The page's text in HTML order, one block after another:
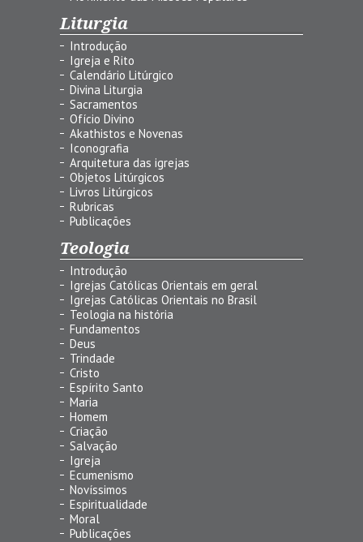
Liturgia
Introdução
Igreja e Rito
Calendário Litúrgico
Divina Liturgia
Sacramentos
Ofício Divino
Akathistos e Novenas
Iconografia
Arquitetura das igrejas
Objetos Litúrgicos
Livros Litúrgicos
Rubricas
Publicações
Teologia
Introdução
Igrejas Católicas Orientais em geral
Igrejas Católicas Orientais no Brasil
Teologia na história
Fundamentos
Deus
Trindade
Cristo
Espírito Santo
Maria
Homem
Criação
Salvação
Igreja
Ecumenismo
Novíssimos
Espiritualidade
Moral
Publicações